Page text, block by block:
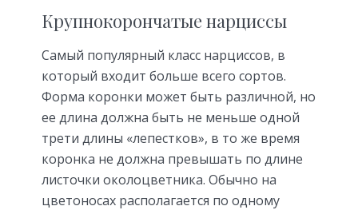
Крупнокорончатые нарциссы
Самый популярный класс нарциссов, в
который входит больше всего сортов.
Форма коронки может быть различной, но
ее длина должна быть не меньше од­ной
трети длины «лепестков», в то же время
коронка не должна превышать по длине
листочки околоцветника. Обычно на
цветоносах располагается по одному